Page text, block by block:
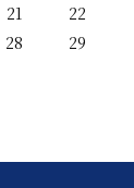
21
22
28
29